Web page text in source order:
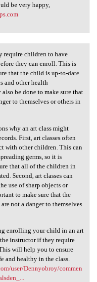
be very happy,
may require
require children to have
they can enroll. This is
that the child is up-to-date
and other health
be done to make sure that
to themselves or others in
why an art class might
First, art classes often
with other children. This can
germs, so it is
that all of the children in
Second, art classes can
use of sharp objects or
to make sure that the
not a danger to themselves
enrolling your child in an art
the instructor if they require
will help you to ensure
and healthy in the class.
user/Dennyobroy/commen